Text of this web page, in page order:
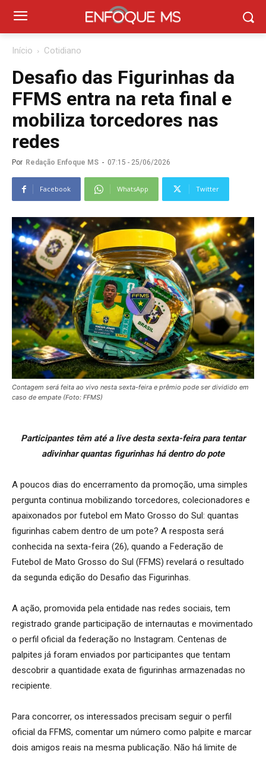
Início Cotidiano
Desafio das Figurinhas da
FFMS entra na reta final e
mobiliza torcedores nas
redes
Por Redação Enfoque MS - 07:15 - 25/06/2026
Facebook WhatsApp Twitter
Contagem será feita ao vivo nesta sexta-feira e prêmio pode ser dividido em
caso de empate (Foto: FFMS)
Participantes têm até a live desta sexta-feira para tentar
adivinhar quantas figurinhas há dentro do pote
A poucos dias do encerramento da promoção, uma simples
pergunta continua mobilizando torcedores, colecionadores e
apaixonados por futebol em Mato Grosso do Sul: quantas
figurinhas cabem dentro de um pote? A resposta será
conhecida na sexta-feira (26), quando a Federação de
Futebol de Mato Grosso do Sul (FFMS) revelará o resultado
da segunda edição do Desafio das Figurinhas.
A ação, promovida pela entidade nas redes sociais, tem
registrado grande participação de internautas e movimentado
o perfil oficial da federação no Instagram. Centenas de
palpites já foram enviados por participantes que tentam
descobrir a quantidade exata de figurinhas armazenadas no
recipiente.
Para concorrer, os interessados precisam seguir o perfil
oficial da FFMS, comentar um número como palpite e marcar
dois amigos reais na mesma publicação. Não há limite de